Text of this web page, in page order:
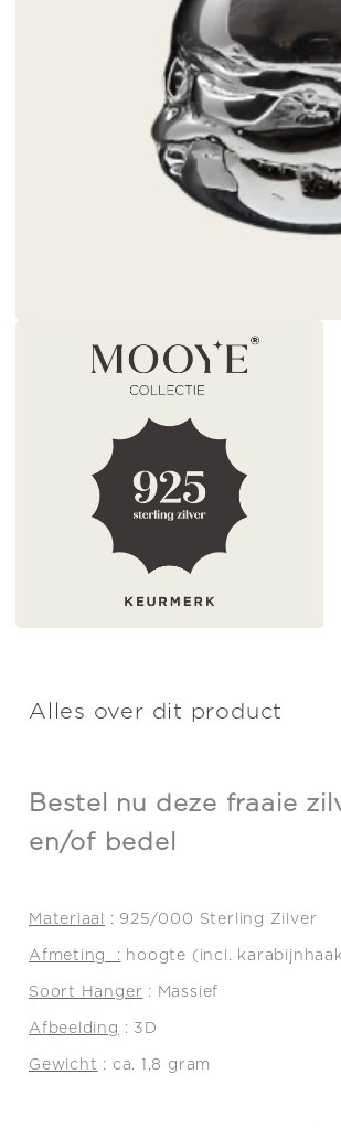
Alles over dit product
Bestel nu deze fraaie
en/of bedel
Materiaal : 925/000 Sterling Zilver
Afmeting : hoogte (incl.
Soort Hanger : Massief
Afbeelding : 3D
Gewicht : ca. 1,8 gram